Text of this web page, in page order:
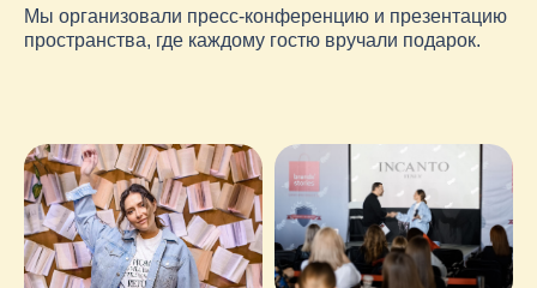
Мы организовали пресс-конференцию и презентацию
пространства, где каждому гостю вручали подарок.